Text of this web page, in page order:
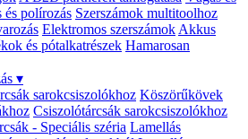
és polírozás Szerszámok multitoolhoz
Elektromos szerszámok Akkus
és pótalkatrészek Hamarosan
▾
sarokcsiszolókhoz Köszörűkövek
Csiszolótárcsák sarokcsiszolókhoz
- Speciális széria Lamellás